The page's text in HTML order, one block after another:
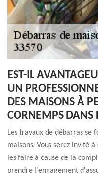
EST-IL
UN
DES MAISONS À
CORNEMPS DANS
Les travaux de débarras se
maisons. Vous serez invité
les faire à cause de la
prendre l'engagement